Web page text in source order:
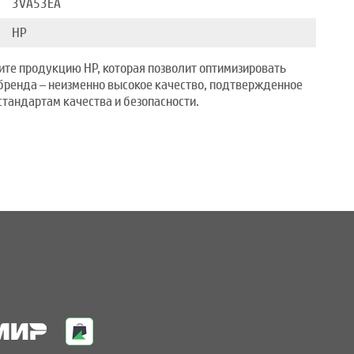
3VA53EA
HP
продукцию HP, которая позволит оптимизировать
– неизменно высокое качество, подтвержденное
качества и безопасности.